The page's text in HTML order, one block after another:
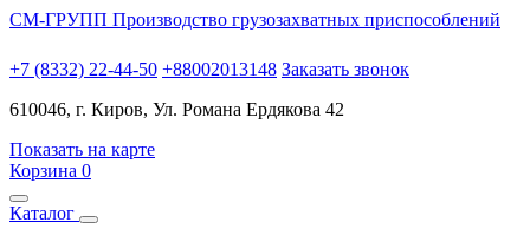
СМ-ГРУПП Производство грузозахватных приспособлений
+7 (8332) 22-44-50 +88002013148 Заказать звонок
610046, г. Киров, Ул. Романа Ердякова 42
Показать на карте
Корзина 0
Каталог